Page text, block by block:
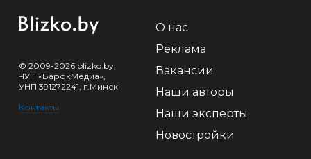
© 2009-2026 blizko.by,
ЧУП «БарокМедиа»,
УНП 391272241, г.Минск
Контакты
О нас
Реклама
Вакансии
Наши авторы
Наши эксперты
Новостройки